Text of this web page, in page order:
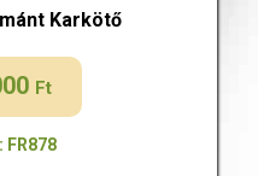
Karkötő
Ft
FR878